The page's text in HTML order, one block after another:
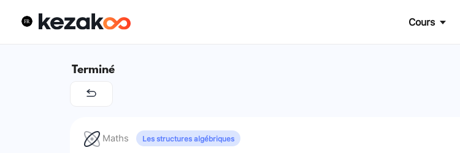
Cours
Terminé
Maths Les structures algébriques